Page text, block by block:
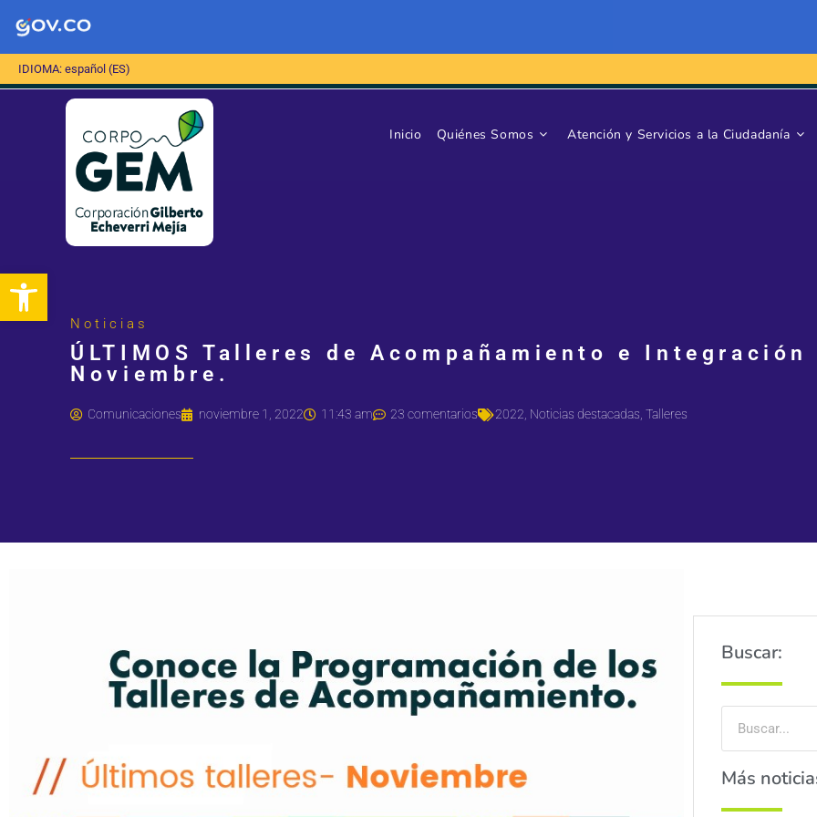
Abrir barra de herramientas
IDIOMA: español (ES)
Inicio Quiénes Somos Atención y Servicios a la Ciudadanía
Noticias
ÚLTIMOS Talleres de Acompañamiento e
Noviembre.
Comunicaciones noviembre 1, 2022 11:43 am 23 comentarios 2022 Noticias destacadas ,Talleres
Buscar:
Más